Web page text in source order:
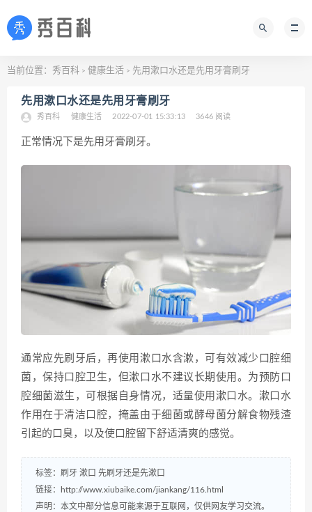
当前位置： 秀百科 > 健康生活 > 先用漱口水还是先用牙膏刷牙
先用漱口水还是先用牙膏刷牙
秀百科 健康生活 2022-07-01 15:33:13 3646 阅读
正常情况下是先用牙膏刷牙。
通常应先刷牙后，再使用漱口水含漱，可有效减少口腔细
菌，保持口腔卫生，但漱口水不建议长期使用。为预防口
腔细菌滋生，可根据自身情况，适量使用漱口水。漱口水
作用在于清洁口腔，掩盖由于细菌或酵母菌分解食物残渣
引起的口臭，以及使口腔留下舒适清爽的感觉。
标签： 刷牙 漱口
先刷牙还是先漱口
链接：
http://www.xiubaike.com/jiankang/116.html
声明：本文中部分信息可能来源于互联网，仅供网友学习交流。